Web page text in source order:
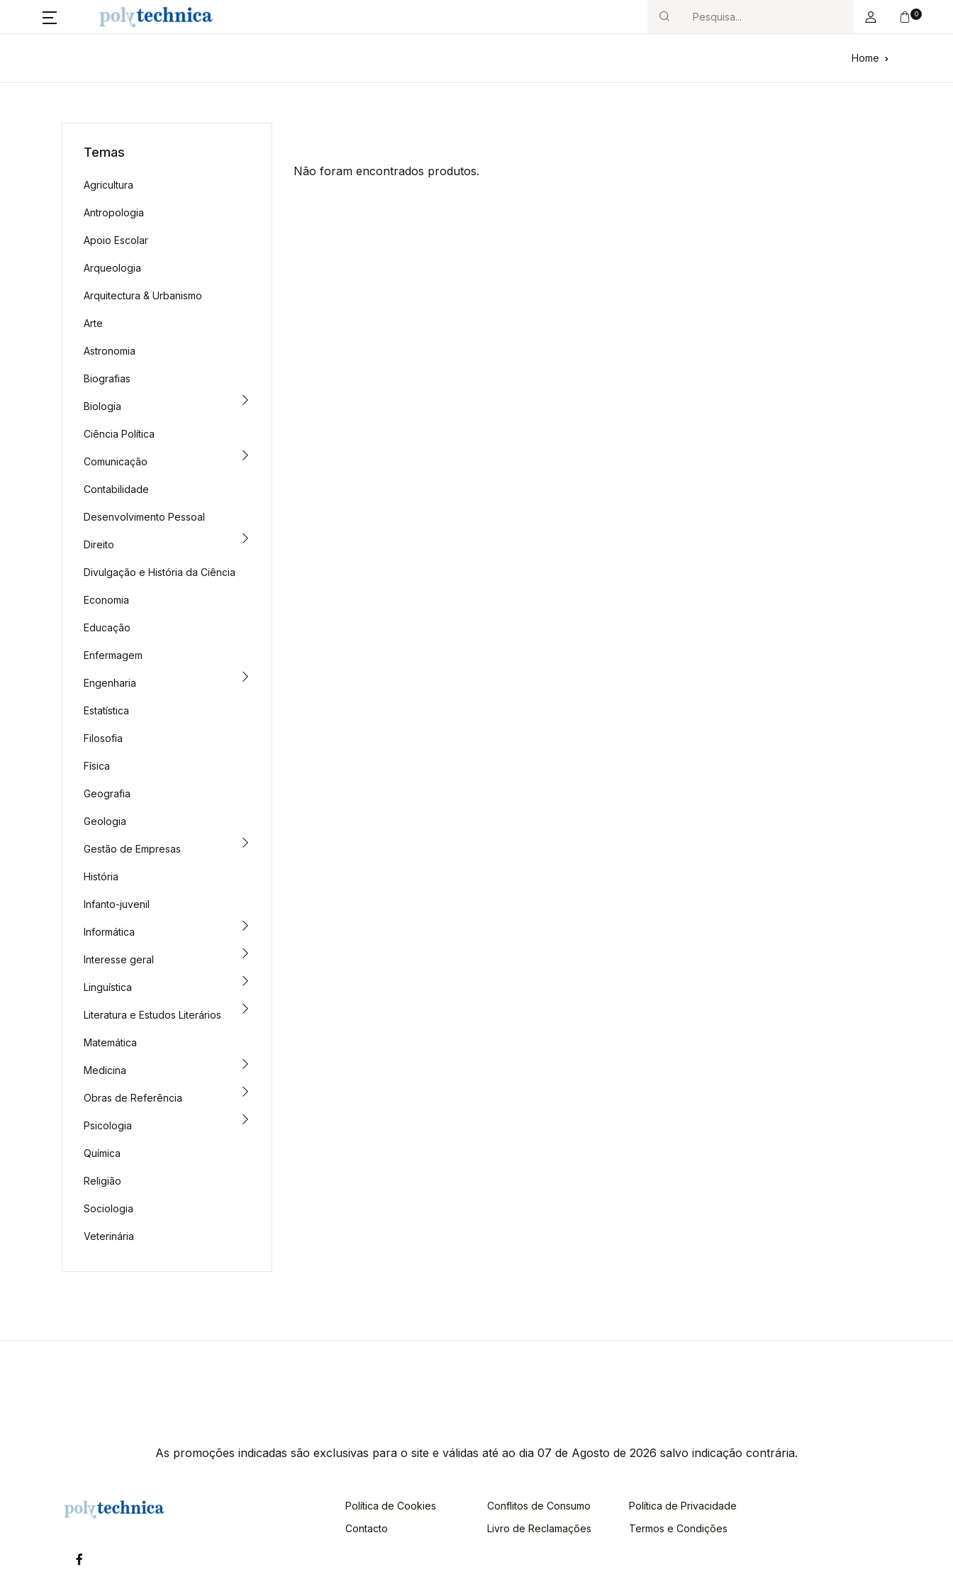
Search
0
Home
Não foram encontrados produtos.
Temas
Agricultura
Antropologia
Apoio Escolar
Arqueologia
Arquitectura & Urbanismo
Arte
Astronomia
Biografias
Biologia
Ciência Política
Comunicação
Contabilidade
Desenvolvimento Pessoal
Direito
Divulgação e História da Ciência
Economia
Educação
Enfermagem
Engenharia
Estatística
Filosofia
Física
Geografia
Geologia
Gestão de Empresas
História
Infanto-juvenil
Informática
Interesse geral
Linguística
Literatura e Estudos Literários
Matemática
Medicina
Obras de Referência
Psicologia
Química
Religião
Sociologia
Veterinária
As promoções indicadas são exclusivas para o site e válidas até ao dia 07 de Agosto de 2026 salvo indicação contrária.
Política de Cookies
Contacto
Conflitos de Consumo
Livro de Reclamações
Política de Privacidade
Termos e Condições